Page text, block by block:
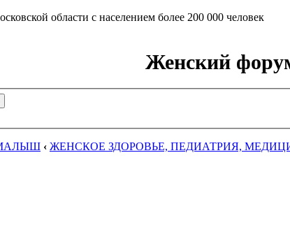
области с населением более 200 000 человек
Женский
‹ ЖЕНСКОЕ ЗДОРОВЬЕ, ПЕДИАТРИЯ,